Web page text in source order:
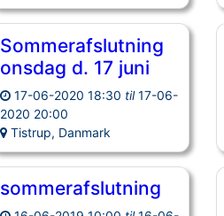
Sommerafslutning
onsdag d. 17 juni
17-06-2020 18:30 til 17-06-
2020 20:00
Tistrup, Danmark
sommerafslutning